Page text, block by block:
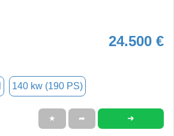
24.500 €
140 kw (190 PS)
★ ➦ ➜